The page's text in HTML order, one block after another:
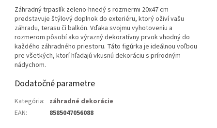
Záhradný trpaslík zeleno-hnedý s rozmermi 20x47 cm
predstavuje štýlový doplnok do exteriéru, ktorý oživí vašu
záhradu, terasu či balkón. Vďaka svojmu vyhotoveniu a
rozmerom pôsobí ako výrazný dekoratívny prvok vhodný do
každého záhradného priestoru. Táto figúrka je ideálnou voľbou
pre všetkých, ktorí hľadajú vkusnú dekoráciu s prírodným
nádychom.
Dodatočné parametre
Kategória: záhradné dekorácie
EAN: 8585047056088